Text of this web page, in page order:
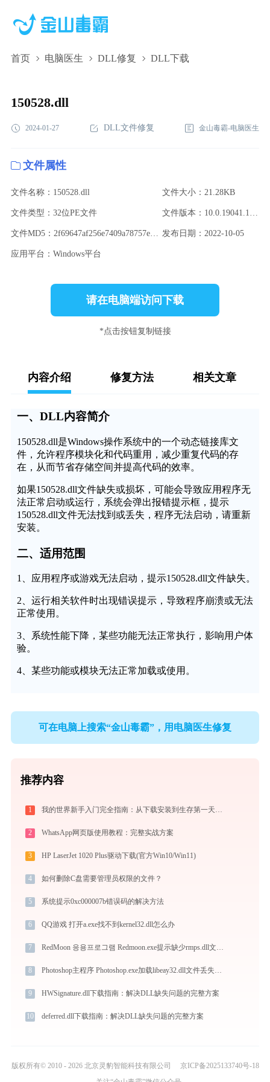
首页 电脑医生 DLL修复 DLL下载
150528.dll,150528.dll下载,150528.dll修复
150528.dll
2024-01-27 DLL文件修复 金山毒霸-电脑医生
文件属性
文件名称：150528.dll 文件大小：21.28KB
文件类型：32位PE文件 文件版本：10.0.19041.1706
文件MD5：2f69647af256e7409a78757ef8dbeb04 发布日期：2022-10-05
应用平台：Windows平台
请在电脑端访问下载
*点击按钮复制链接
内容介绍 修复方法 相关文章
一、DLL内容简介
150528.dll是Windows操作系统中的一个动态链接库文
件，允许程序模块化和代码重用，减少重复代码的存
在，从而节省存储空间并提高代码的效率。
如果150528.dll文件缺失或损坏，可能会导致应用程序无
法正常启动或运行，系统会弹出报错提示框，提示
150528.dll文件无法找到或丢失，程序无法启动，请重新
安装。
二、适用范围
1、应用程序或游戏无法启动，提示150528.dll文件缺失。
2、运行相关软件时出现错误提示，导致程序崩溃或无法
正常使用。
3、系统性能下降，某些功能无法正常执行，影响用户体
验。
4、某些功能或模块无法正常加载或使用。
可在电脑上搜索“金山毒霸”，用电脑医生修复
推荐内容
1 我的世界新手入门完全指南：从下载安装到生存第一天，一篇讲透
2 WhatsApp网页版使用教程：完整实战方案
3 HP LaserJet 1020 Plus驱动下载(官方Win10/Win11)
4 如何删除C盘需要管理员权限的文件？
5 系统提示0xc000007b错误码的解决方法
6 QQ游戏 打开a.exe找不到kernel32.dll怎么办
7 RedMoon 응용프로그램 Redmoon.exe提示缺少rmps.dll文件的解决办法
8 Photoshop主程序 Photoshop.exe加载libeay32.dll文件丢失处理办法
9 HWSignature.dll下载指南：解决DLL缺失问题的完整方案
10 deferred.dll下载指南：解决DLL缺失问题的完整方案
版权所有© 2010 - 2026 北京灵豹智能科技有限公司
京ICP备2025133740号-18